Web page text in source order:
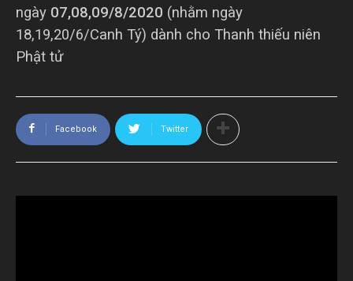
ngày 07,08,09/8/2020 (nhằm ngày
18,19,20/6/Canh Tý) dành cho Thanh thiếu niên
Phật tử
Facebook Twitter